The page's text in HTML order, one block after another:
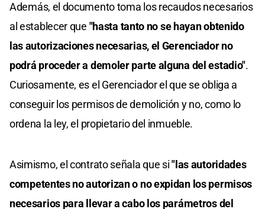
Además, el documento toma los recaudos necesarios
al establecer que "hasta tanto no se hayan obtenido
las autorizaciones necesarias, el Gerenciador no
podrá proceder a demoler parte alguna del estadio".
Curiosamente, es el Gerenciador el que se obliga a
conseguir los permisos de demolición y no, como lo
ordena la ley, el propietario del inmueble.
Asimismo, el contrato señala que si"las autoridades
competentes no autorizan o no expidan los permisos
necesarios para llevar a cabo los parámetros del